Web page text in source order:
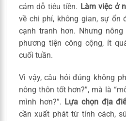
cám dỗ tiêu tiền. Làm việc ở
về chi phí, không gian, sự ổn
cạnh tranh hơn. Nhưng
phương tiện công cộng, ít
cuối tuần.
Vì vậy, câu hỏi đúng không
nông thôn tốt hơn?”, mà là
mình hơn?”. Lựa chọn địa
cần xuất phát từ tính cách,